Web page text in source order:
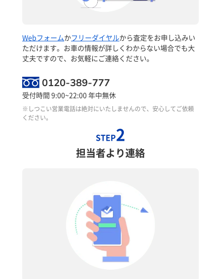
Webフォームかフリーダイヤルから査定をお申し込みい
ただけます。お車の情報が詳しくわからない場合でも大
丈夫ですので、お気軽にご連絡ください。
0120-389-777
受付時間 9:00~22:00 年中無休
※しつこい営業電話は絶対にいたしませんので、安心してご依頼
ください。
STEP2
担当者より連絡